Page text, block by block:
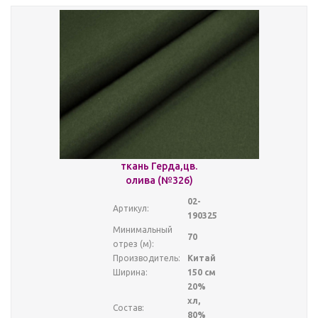
ткань Герда,цв.
олива (№326)
Артикул:
02-
190325
Минимальный
отрез (м):
70
Производитель:
Китай
Ширина:
150 см
Состав:
20%
хл,
80%